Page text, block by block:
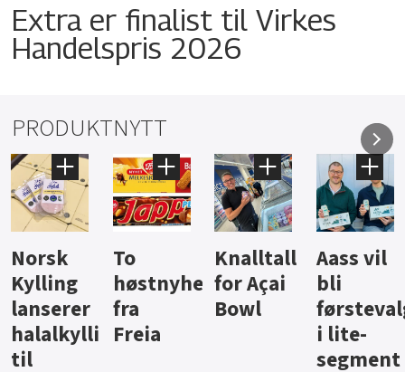
Extra er finalist til Virkes
Handelspris 2026
PRODUKTNYTT
Knalltall
for Açai
Bowl
Aass vil
bli
førstevalg
i lite-
Brus og
jus fra
Berentsen
Hard
iste fra
Hansa